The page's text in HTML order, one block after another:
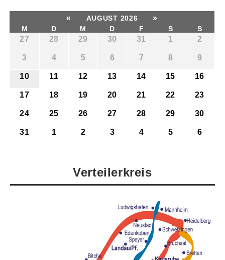
« AUGUST 2026 »
M D M D F S S
27 28 29 30 31 1 2
3 4 5 6 7 8 9
10 11 12 13 14 15 16
17 18 19 20 21 22 23
24 25 26 27 28 29 30
31 1 2 3 4 5 6
Verteilerkreis